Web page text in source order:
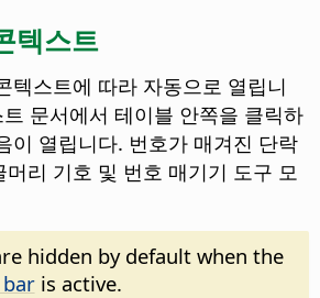
텍스트
텍스트에 따라 자동으로 열립니
문서에서 테이블 안쪽을 클릭하
이 열립니다. 번호가 매겨진 단락
리 기호 및 번호 매기기 도구 모
hidden by default when the
is active.